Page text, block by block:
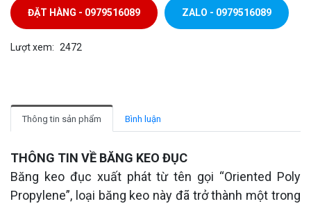
ĐẶT HÀNG - 0979516089 ZALO - 0979516089
Lượt xem: 2472
Thông tin sản phẩm Bình luận
THÔNG TIN VỀ BĂNG KEO ĐỤC
Băng keo đục xuất phát từ tên gọi “Oriented Poly
Propylene”, loại băng keo này đã trở thành một trong